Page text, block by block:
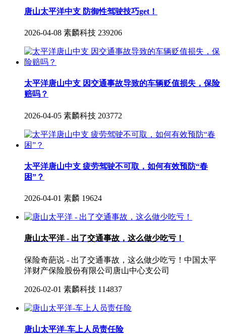
唐山太平洋中支 防御性驾驶技巧get！
2026-04-08 素麟科技 239206
太平洋唐山中支 因交通事故导致的车辆贬值损失，保险
赔吗？
2026-04-05 素麟科技 203772
太平洋唐山中支 疲劳驾驶不可取，如何有效预防“春
困”？
2026-04-01 素麟 19624
唐山太平洋 - 出了交通事故，这么做少吃亏！
保险奇葩说 - 出了交通事故，这么做少吃亏！中国太平
洋财产保险股份有限公司唐山中心支公司
2026-02-01 素麟科技 114837
唐山太平洋-车上人员责任险